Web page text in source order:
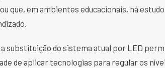
que, em ambientes educacionais, há
substituição do sistema atual por LED
de aplicar tecnologias para regular os